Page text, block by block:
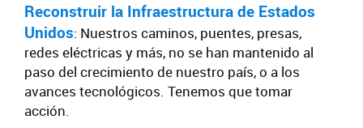
Reconstruir la Infraestructura de Estados
Unidos: Nuestros caminos, puentes, presas,
redes eléctricas y más, no se han mantenido al
paso del crecimiento de nuestro país, o a los
avances tecnológicos. Tenemos que tomar
acción.